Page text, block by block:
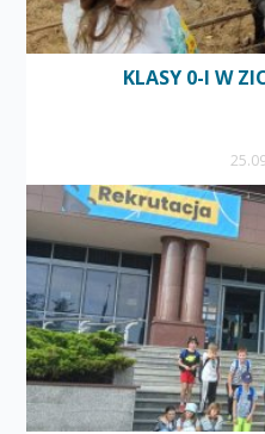
KLASY 0-I W